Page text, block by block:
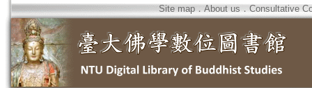
Site map．About us ． Consultative